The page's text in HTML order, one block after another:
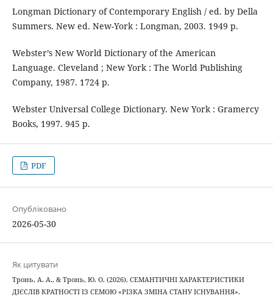
Longman Dictionary of Contemporary English / ed. by Della
Summers. New ed. New-York : Longman, 2003. 1949 p.
Webster’s New World Dictionary of the American
Language. Cleveland ; New York : The World Publishing
Company, 1987. 1724 p.
Webster Universal College Dictionary. New York : Gramercy
Books, 1997. 945 p.
PDF
Опубліковано
2026-05-30
Як цитувати
Тронь, А. А., & Тронь, Ю. О. (2026). СЕМАНТИЧНІ ХАРАКТЕРИСТИКИ
ДІЄСЛІВ КРАТНОСТІ ІЗ СЕМОЮ «РІЗКА ЗМІНА СТАНУ ІСНУВАННЯ».